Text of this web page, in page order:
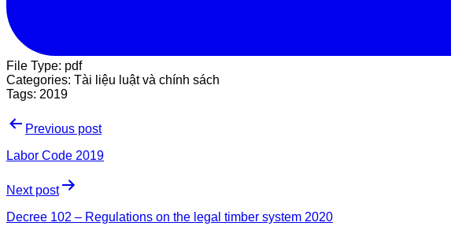
File Type: pdf
Categories: Tài liệu luật và chính sách
Tags: 2019
Previous post
Labor Code 2019
Next post
Decree 102 – Regulations on the legal timber system 2020